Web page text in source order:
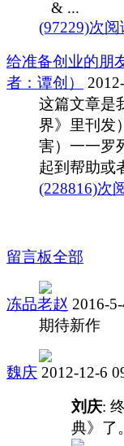
& ...
(97229)次阅
给准备创业的朋
者：谭创）
这篇文章是
界》里刊发
害）一一罗
起到帮助或
(228816)次
留言板全部
冻品老赵 2016-
期待新作
魏庆 2012-12-6
刘庆:
典》了。